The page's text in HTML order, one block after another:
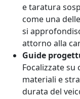
e taratura
come una
si
attorno alla
Guide
Focalizzate
materiali e
durata del